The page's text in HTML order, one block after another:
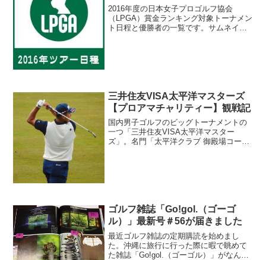
2016年度の日本女子プロゴルフ協会
（LPGA）賞金ランキング対象トーナメン
ト日程と優勝者の一覧です。サムネイル
三井住友VISA太平洋マスターズ
【プロアマチャリティー】観戦記
国内男子ゴルフのビッグトーナメントの
一つ「三井住友VISA太平洋マスター
ズ」。名門「太平洋クラブ 御殿場コー
ゴルフ雑誌「Go!gol.（ゴーゴ
ル）」最新号＃56が届きました
最近ゴルフ雑誌の定期購読を始めまし
た。沖縄に旅行に行った際に暇で眺めて
た雑誌「Go!gol.（ゴーゴル）」がなんと